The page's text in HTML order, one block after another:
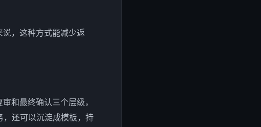
，这种方式能减少返
和最终确认三个层级，
还可以沉淀成模板，持